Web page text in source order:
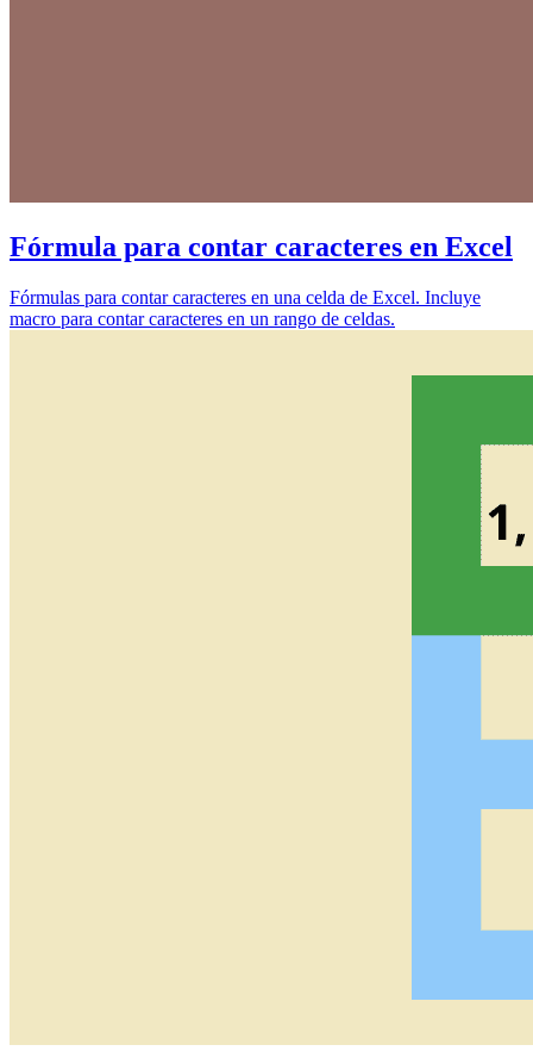
Fórmula para contar caracteres en Excel
Fórmulas para contar caracteres en una celda de Excel. Incluye
macro para contar caracteres en un rango de celdas.